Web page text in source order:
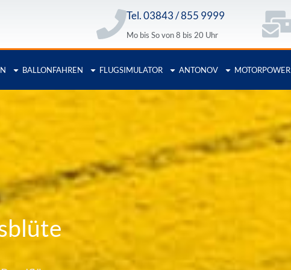
Tel. 03843 / 855 9999
Mo bis So von 8 bis 20 Uhr
BALLONFAHREN FLUGSIMULATOR ANTONOV MOTORPOWER